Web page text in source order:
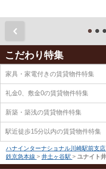
こだわり特集
家具・家電付きの賃貸物件特集
礼金0、敷金0の賃貸物件特集
新築・築浅の賃貸物件特集
駅近徒歩15分以内の賃貸物件特集
ハナインターナショナル川崎駅前支店
鉄京急本線 > 井土ヶ谷駅 > ユナイト